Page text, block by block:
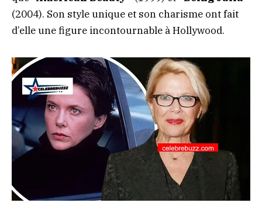
(2004). Son style unique et son charisme ont fait
d’elle une figure incontournable à Hollywood.